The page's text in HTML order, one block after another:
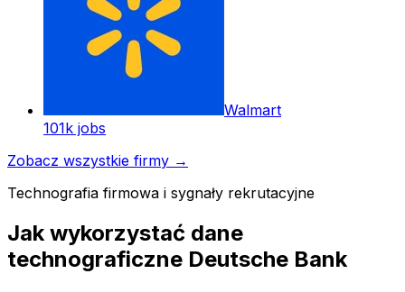
Walmart
101k jobs
Zobacz wszystkie firmy →
Technografia firmowa i sygnały rekrutacyjne
Jak wykorzystać dane
technograficzne Deutsche Bank